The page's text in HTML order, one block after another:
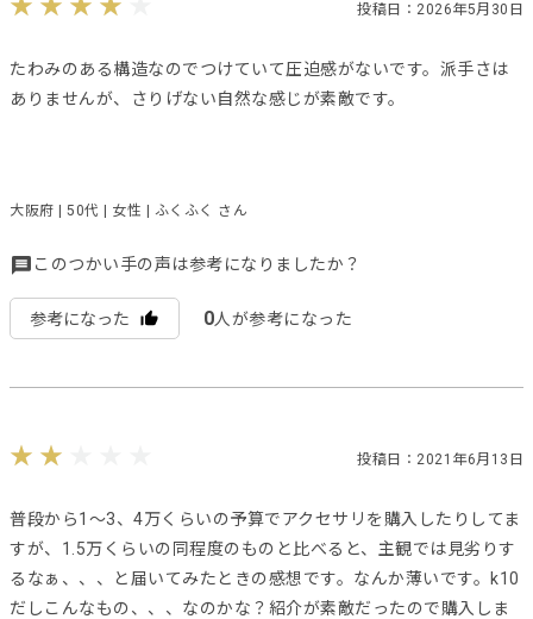
投稿日：2026年5月30日
たわみのある構造なのでつけていて圧迫感がないです。派手さは
ありませんが、さりげない自然な感じが素敵です。
大阪府 | 50代 | 女性 | ふくふく さん
このつかい手の声は参考になりましたか？
参考になった 0人が参考になった
投稿日：2021年6月13日
普段から1〜3、4万くらいの予算でアクセサリを購入したりしてま
すが、1.5万くらいの同程度のものと比べると、主観では見劣りす
るなぁ、、、と届いてみたときの感想です。なんか薄いです。k10
だしこんなもの、、、なのかな？紹介が素敵だったので購入しま